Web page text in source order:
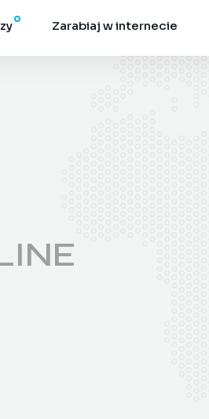
Zarabiaj w internecie